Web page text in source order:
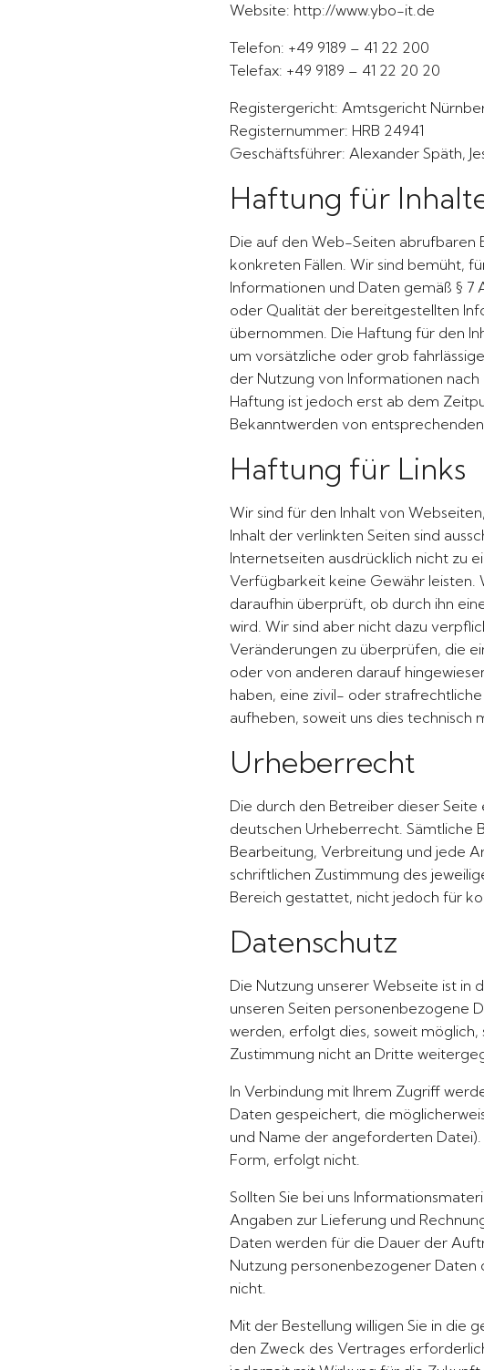
Website: http://www.ybo-it.de
Telefon: +49 9189 – 41 22 200
Telefax: +49 9189 – 41 22 20 20
Registergericht: Amtsgericht
Registernummer: HRB 24941
Geschäftsführer: Alexander Späth,
Haftung für
Die auf den Web-Seiten abrufbaren
konkreten Fällen. Wir sind bemüht,
Informationen und Daten gemäß § 7
oder Qualität der bereitgestellten
übernommen. Die Haftung für den
um vorsätzliche oder grob
der Nutzung von Informationen
Haftung ist jedoch erst ab dem
Bekanntwerden von
Haftung für Links
Wir sind für den Inhalt von
Inhalt der verlinkten Seiten sind
Internetseiten ausdrücklich nicht zu
Verfügbarkeit keine Gewähr leisten.
daraufhin überprüft, ob durch ihn
wird. Wir sind aber nicht dazu
Veränderungen zu überprüfen, die
oder von anderen darauf
haben, eine zivil- oder
aufheben, soweit uns dies technisch
Urheberrecht
Die durch den Betreiber dieser
deutschen Urheberrecht. Sämtliche
Bearbeitung, Verbreitung und jede
schriftlichen Zustimmung des
Bereich gestattet, nicht jedoch für
Datenschutz
Die Nutzung unserer Webseite ist in
unseren Seiten personenbezogene
werden, erfolgt dies, soweit möglich,
Zustimmung nicht an Dritte
In Verbindung mit Ihrem Zugriff
Daten gespeichert, die
und Name der angeforderten
Form, erfolgt nicht.
Sollten Sie bei uns
Angaben zur Lieferung und
Daten werden für die Dauer der
Nutzung personenbezogener Daten
nicht.
Mit der Bestellung willigen Sie in die
den Zweck des Vertrages